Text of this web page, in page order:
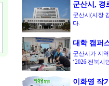
군산시, 경
군산시(시장
다.
대학 캠퍼
군산시가 지
‘2026 전북시
이화영 작